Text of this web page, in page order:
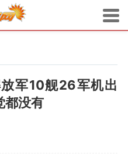
军10舰26军机出
都没有